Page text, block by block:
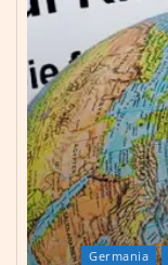
Germania